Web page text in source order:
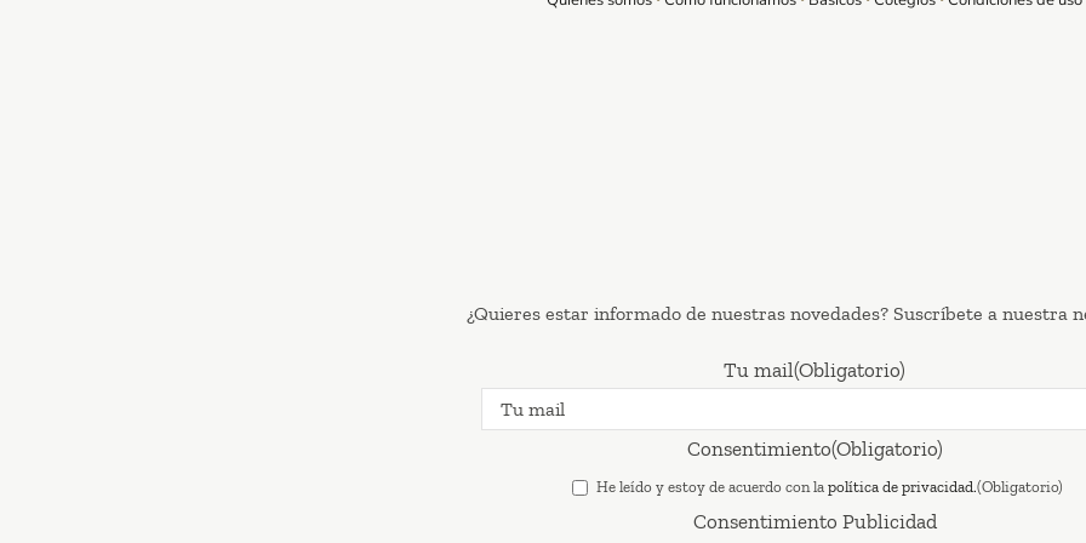
¿Quieres estar informado de nuestras novedades? Suscríbete a nuestra
Tu mail(Obligatorio)
Consentimiento(Obligatorio)
He leído y estoy de acuerdo con la política de privacidad.(Obligatorio)
Consentimiento Publicidad